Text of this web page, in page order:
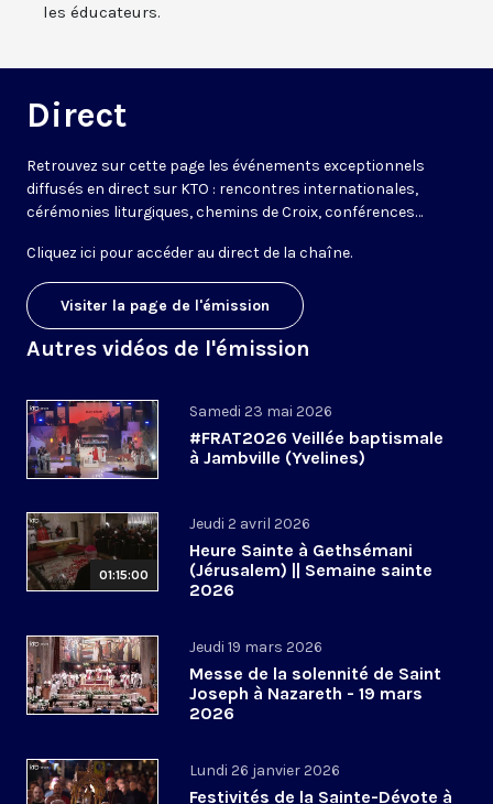
les éducateurs.
Direct
Retrouvez sur cette page les événements exceptionnels
diffusés en direct sur KTO : rencontres internationales,
cérémonies liturgiques, chemins de Croix, conférences…
Cliquez ici pour accéder au direct de la chaîne.
Visiter la page de l'émission
Autres vidéos de l'émission
Samedi 23 mai 2026
#FRAT2026 Veillée baptismale
à Jambville (Yvelines)
01:15:00
Jeudi 2 avril 2026
Heure Sainte à Gethsémani
(Jérusalem) || Semaine sainte
2026
Jeudi 19 mars 2026
Messe de la solennité de Saint
Joseph à Nazareth - 19 mars
2026
Lundi 26 janvier 2026
Festivités de la Sainte-Dévote à